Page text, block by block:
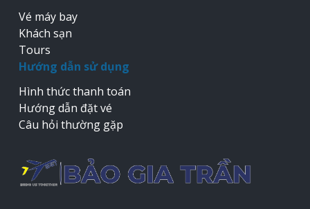
Vé máy bay
Khách sạn
Tours
Hướng dẫn sử dụng
Hình thức thanh toán
Hướng dẫn đặt vé
Câu hỏi thường gặp